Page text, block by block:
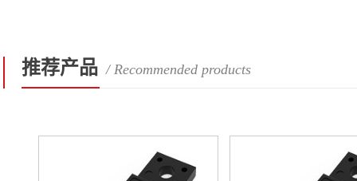
推荐产品 / Recommended products